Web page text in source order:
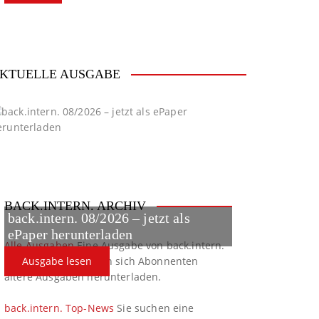
AUSGABE
back.intern. 08/2026 – jetzt als
ePaper herunterladen
Ausgabe lesen
BACK.INTERN. ARCHIV
Alle AusgabenEine Ausgabe von back.intern.
verpasst? Hier können sich Abonnenten
ältere Ausgaben herunterladen.
back.intern. Top-News Sie suchen eine